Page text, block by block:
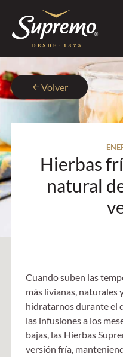
Volver
Hierbas
natural
Cuando suben las
más livianas, naturales
hidratarnos durante el
las infusiones a los
bajas, las Hierbas
versión fría,